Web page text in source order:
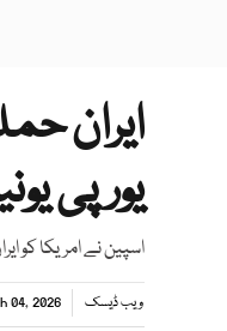
ایران
یورپی
اسپین نے امریکا کو
ویب ڈیسک 04, 2026